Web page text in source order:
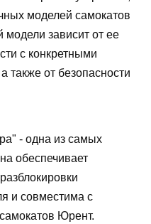
моделей самокатов
зависит от ее
с конкретными
также от безопасности
- одна из самых
обеспечивает
и совместима с
Юрент.